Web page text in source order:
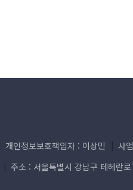
개인정보보호책임자 : 이상민 사
주소 : 서울특별시 강남구 테헤란